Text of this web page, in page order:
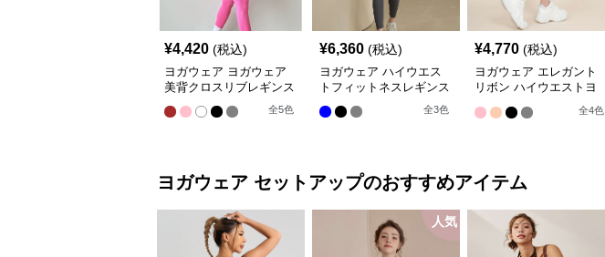
¥4,420 (税込)
ヨガウェア ヨガウェア
美背クロスリブレギンス
全5色
¥6,360 (税込)
ヨガウェア ハイウエス
トフィットネスレギンス
全3色
¥4,770 (税込)
ヨガウェア エレガント
リボン ハイウエストヨ
全4色
ヨガウェア セットアップのおすすめアイテム
人気